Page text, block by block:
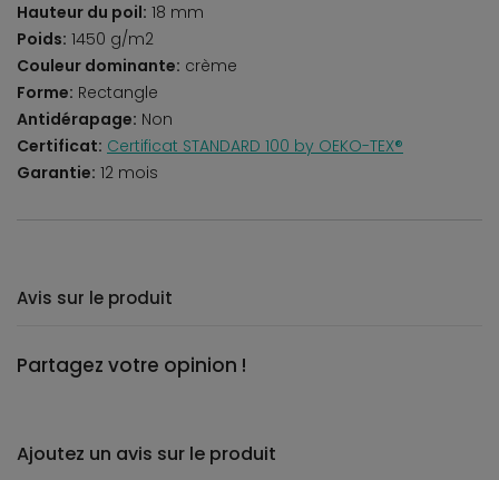
Hauteur du poil: 18 mm
Poids: 1450 g/m2
Couleur dominante: crème
Forme: Rectangle
Antidérapage: Non
Certificat: Certificat STANDARD 100 by OEKO-TEX®
Garantie: 12 mois
Avis sur le produit
Partagez votre opinion !
Ajoutez un avis sur le produit